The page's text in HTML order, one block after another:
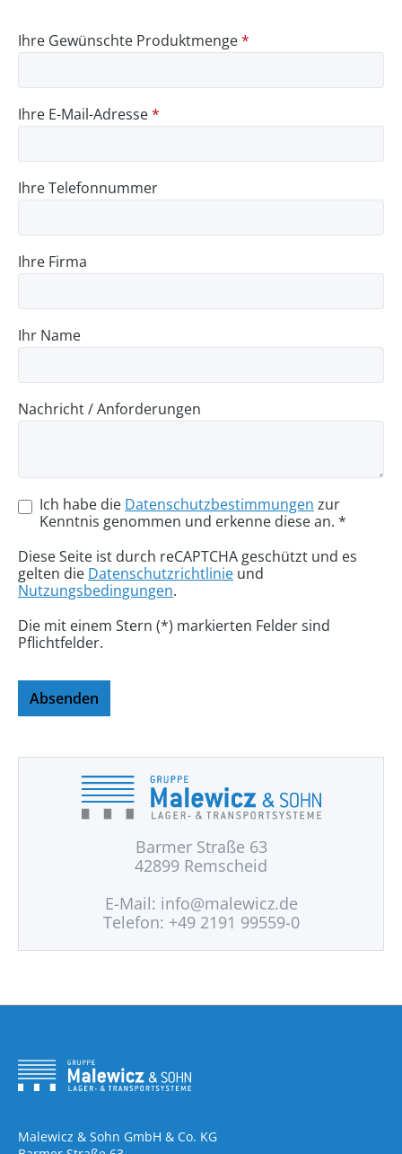
Ihre Gewünschte Produktmenge*
Ihre E-Mail-Adresse*
Ihre Telefonnummer
Ihre Firma
Ihr Name
Nachricht / Anforderungen
Ich habe die Datenschutzbestimmungen zur
Kenntnis genommen und erkenne diese an. *
Diese Seite ist durch reCAPTCHA geschützt und es
gelten die Datenschutzrichtlinie und
Nutzungsbedingungen.
Die mit einem Stern (*) markierten Felder sind
Pflichtfelder.
Absenden
Barmer Straße 63
42899 Remscheid
E-Mail: info@malewicz.de
Telefon: +49 2191 99559-0
Malewicz & Sohn GmbH & Co. KG